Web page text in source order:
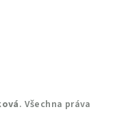
. Všechna práva